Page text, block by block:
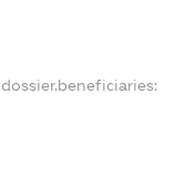
dossier.beneficiaries: